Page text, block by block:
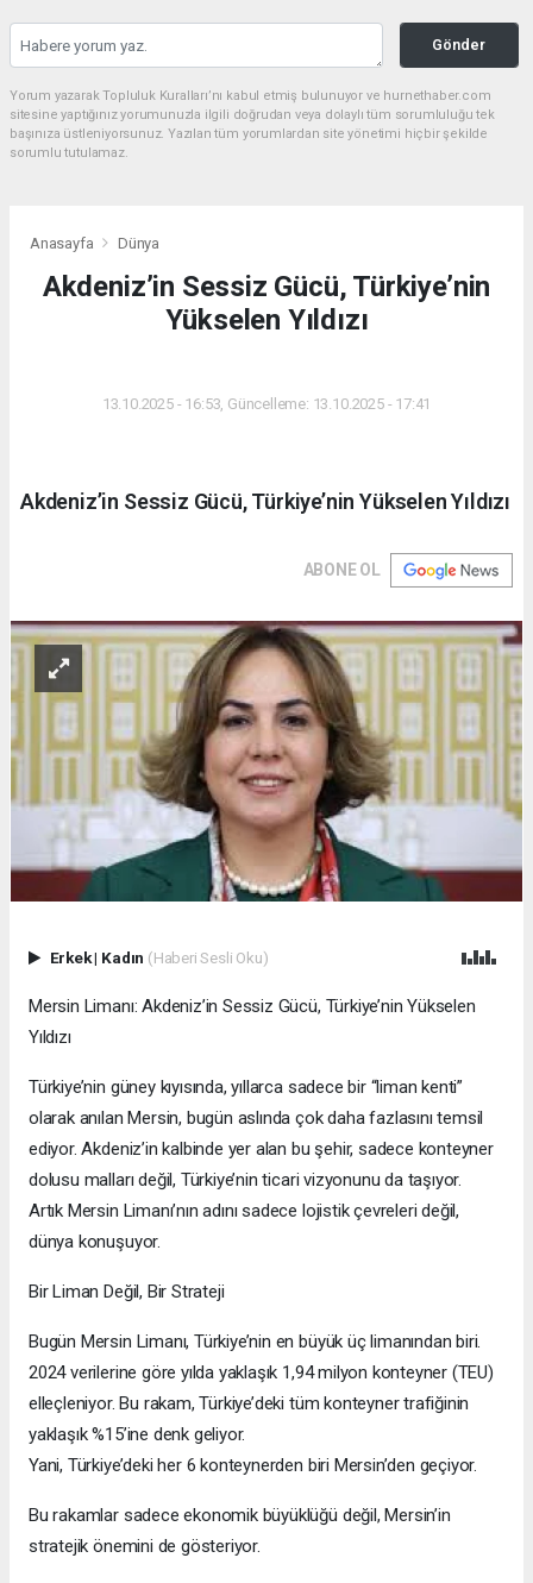
Gönder
Yorum yazarak Topluluk Kuralları’nı kabul etmiş bulunuyor ve hurnethaber.com
sitesine yaptığınız yorumunuzla ilgili doğrudan veya dolaylı tüm sorumluluğu tek
başınıza üstleniyorsunuz. Yazılan tüm yorumlardan site yönetimi hiçbir şekilde
sorumlu tutulamaz.
Anasayfa Dünya
Akdeniz’in Sessiz Gücü, Türkiye’nin
Yükselen Yıldızı
13.10.2025 - 16:53, Güncelleme: 13.10.2025 - 17:41
Akdeniz’in Sessiz Gücü, Türkiye’nin Yükselen Yıldızı
ABONE OL
Erkek| Kadın (Haberi Sesli Oku)
Mersin Limanı: Akdeniz’in Sessiz Gücü, Türkiye’nin Yükselen
Yıldızı
Türkiye’nin güney kıyısında, yıllarca sadece bir “liman kenti”
olarak anılan Mersin, bugün aslında çok daha fazlasını temsil
ediyor. Akdeniz’in kalbinde yer alan bu şehir, sadece konteyner
dolusu malları değil, Türkiye’nin ticari vizyonunu da taşıyor.
Artık Mersin Limanı’nın adını sadece lojistik çevreleri değil,
dünya konuşuyor.
Bir Liman Değil, Bir Strateji
Bugün Mersin Limanı, Türkiye’nin en büyük üç limanından biri.
2024 verilerine göre yılda yaklaşık 1,94 milyon konteyner (TEU)
elleçleniyor. Bu rakam, Türkiye’deki tüm konteyner trafiğinin
yaklaşık %15’ine denk geliyor.
Yani, Türkiye’deki her 6 konteynerden biri Mersin’den geçiyor.
Bu rakamlar sadece ekonomik büyüklüğü değil, Mersin’in
stratejik önemini de gösteriyor.